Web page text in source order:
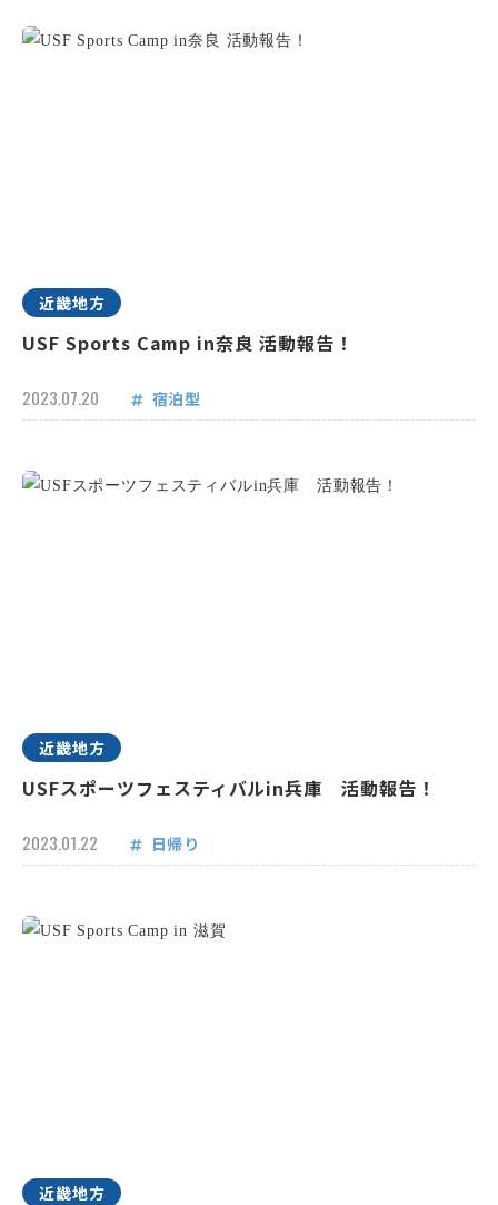
近畿地方
USF Sports Camp in奈良 活動報告！
2023.07.20 宿泊型
近畿地方
USFスポーツフェスティバルin兵庫 活動報告！
2023.01.22 日帰り
近畿地方